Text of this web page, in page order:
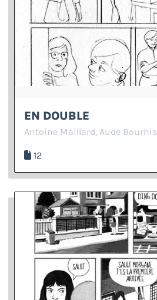
EN DOUBLE
Antoine Maillard, Aude Bourhis
12